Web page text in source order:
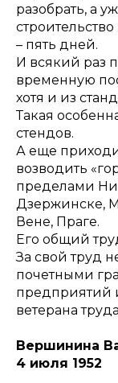
разобрать, а
– пять дней.
И всякий раз
временную
хотя и из
Такая
стендов.
А еще
возводить
пределами
Дзержинске,
Вене, Праге.
Его общий
За свой труд
почетными
предприятий
ветерана
Вершинина
4 июля 1952